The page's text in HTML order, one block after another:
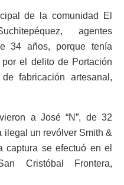
de la comunidad El
agentes
34 años, porque tenía
el delito de Portación
fabricación artesanal,
a José “N”, de 32
ilegal un revólver Smith &
captura se efectuó en el
Cristóbal Frontera,